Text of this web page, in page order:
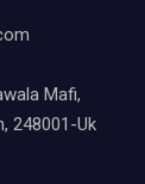
Mafi,
248001-Uk